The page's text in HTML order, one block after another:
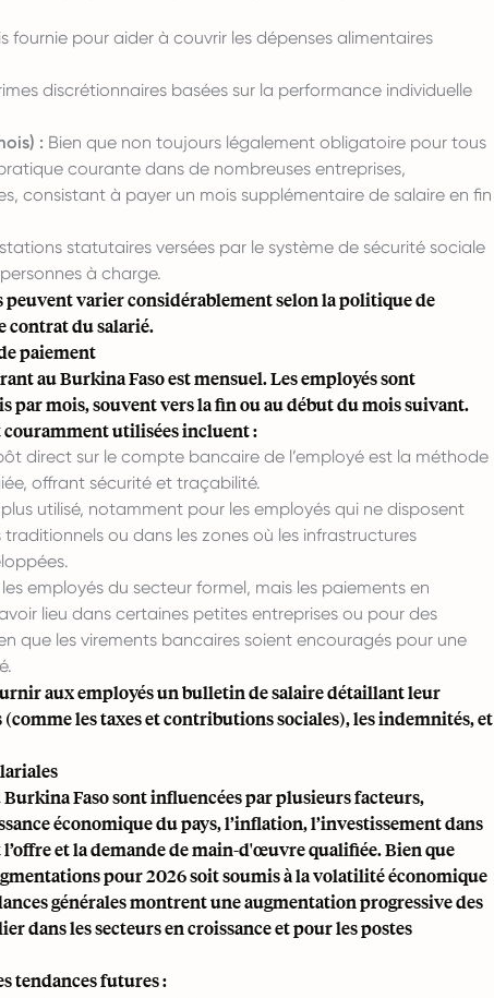
fournie pour aider à couvrir les dépenses alimentaires
discrétionnaires basées sur la performance individuelle
: Bien que non toujours légalement obligatoire pour tous
courante dans de nombreuses entreprises,
consistant à payer un mois supplémentaire de salaire en fin
statutaires versées par le système de sécurité sociale
à charge.
peuvent varier considérablement selon la politique de
contrat du salarié.
paiement
au Burkina Faso est mensuel. Les employés sont
par mois, souvent vers la fin ou au début du mois suivant.
couramment utilisées incluent :
direct sur le compte bancaire de l’employé est la méthode
offrant sécurité et traçabilité.
utilisé, notamment pour les employés qui ne disposent
ou dans les zones où les infrastructures
employés du secteur formel, mais les paiements en
lieu dans certaines petites entreprises ou pour des
que les virements bancaires soient encouragés pour une
aux employés un bulletin de salaire détaillant leur
les taxes et contributions sociales), les indemnités, et
Burkina Faso sont influencées par plusieurs facteurs,
économique du pays, l’inflation, l’investissement dans
l’offre et la demande de main-d'œuvre qualifiée. Bien que
pour 2026 soit soumis à la volatilité économique
générales montrent une augmentation progressive des
dans les secteurs en croissance et pour les postes
tendances futures :